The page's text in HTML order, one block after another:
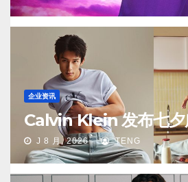
企业资讯
Calvin Klein 发布七夕
J 8 月, 2026 TENG